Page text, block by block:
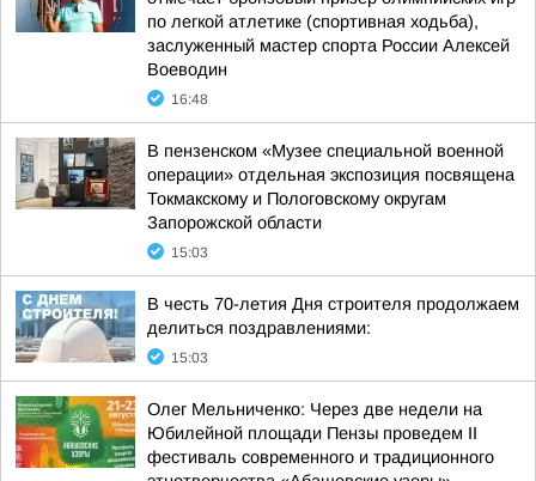
по легкой атлетике (спортивная ходьба),
заслуженный мастер спорта России Алексей
Воеводин
16:48
В пензенском «Музее специальной военной
операции» отдельная экспозиция посвящена
Токмакскому и Пологовскому округам
Запорожской области
15:03
В честь 70-летия Дня строителя продолжаем
делиться поздравлениями:
15:03
Олег Мельниченко: Через две недели на
Юбилейной площади Пензы проведем II
фестиваль современного и традиционного